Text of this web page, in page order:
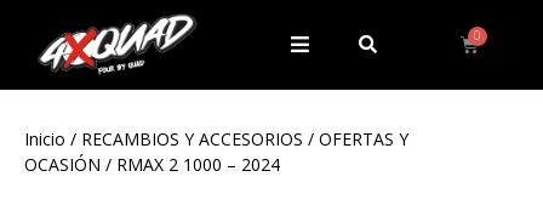
Inicio / RECAMBIOS Y ACCESORIOS / OFERTAS Y
OCASIÓN / RMAX 2 1000 – 2024